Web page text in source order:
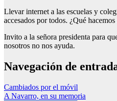
Llevar internet a las escuelas y
accesados por todos. ¿Qué
Invito a la señora presidenta para
nosotros no nos ayuda.
Navegación de
Cambiados por el móvil
A Navarro, en su memoria